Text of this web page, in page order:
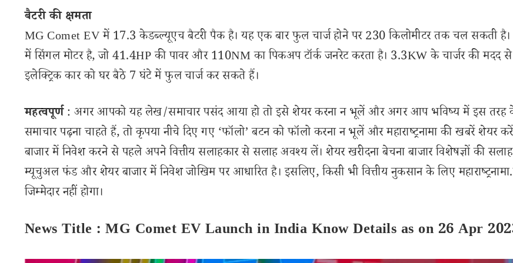
बैटरी की क्षमता
MG Comet EV में 17.3 केडब्ल्यूएच बैटरी पैक है। यह एक बार फुल चार्ज होने पर 230 किलोमीटर तक चल सकती
में सिंगल मोटर है, जो 41.4HP की पावर और 110NM का पिकअप टॉर्क जनरेट करता है। 3.3KW के चार्जर की
इलेक्ट्रिक कार को घर बैठे 7 घंटे में फुल चार्ज कर सकते हैं।
महत्वपूर्ण: अगर आपको यह लेख/समाचार पसंद आया हो तो इसे शेयर करना न भूलें और अगर आप भविष्य में इस
समाचार पढ़ना चाहते हैं, तो कृपया नीचे दिए गए ‘फॉलो’ बटन को फॉलो करना न भूलें और महाराष्ट्रनामा की खबरें शेयर
बाजार में निवेश करने से पहले अपने वित्तीय सलाहकार से सलाह अवश्य लें। शेयर खरीदना बेचना बाजार विशेषज्ञों की
म्यूचुअल फंड और शेयर बाजार में निवेश जोखिम पर आधारित है। इसलिए, किसी भी वित्तीय नुकसान के लिए
जिम्मेदार नहीं होगा।
News Title : MG Comet EV Launch in India Know Details as on 26 Apr